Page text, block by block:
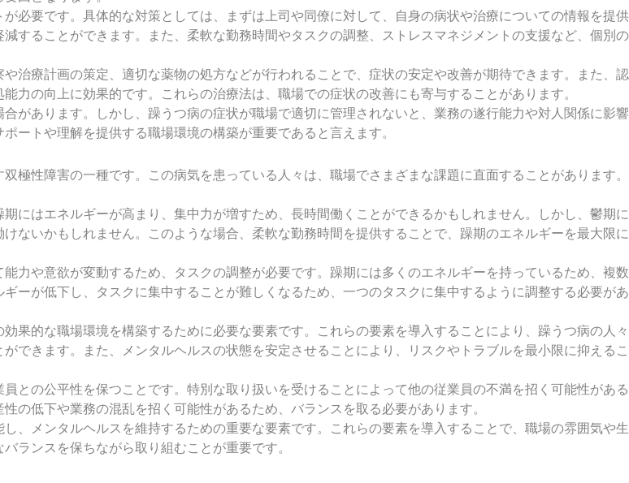
必要です。具体的な対策としては、まずは上司や同僚に対して、自身の病状や治療についての情報を提供
することができます。また、柔軟な勤務時間やタスクの調整、ストレスマネジメントの支援など、個別の
治療計画の策定、適切な薬物の処方などが行われることで、症状の安定や改善が期待できます。また、認
の向上に効果的です。これらの治療法は、職場での症状の改善にも寄与することがあります。
があります。しかし、躁うつ病の症状が職場で適切に管理されないと、業務の遂行能力や対人関係に影響
ートや理解を提供する職場環境の構築が重要であると言えます。
性障害の一種です。この病気を患っている人々は、職場でさまざまな課題に直面することがあります。
にはエネルギーが高まり、集中力が増すため、長時間働くことができるかもしれません。しかし、鬱期に
ないかもしれません。このような場合、柔軟な勤務時間を提供することで、躁期のエネルギーを最大限に
力や意欲が変動するため、タスクの調整が必要です。躁期には多くのエネルギーを持っているため、複数
ーが低下し、タスクに集中することが難しくなるため、一つのタスクに集中するように調整する必要があ
果的な職場環境を構築するために必要な要素です。これらの要素を導入することにより、躁うつ病の人々
できます。また、メンタルヘルスの状態を安定させることにより、リスクやトラブルを最小限に抑えるこ
との公平性を保つことです。特別な取り扱いを受けることによって他の従業員の不満を招く可能性がある
低下や業務の混乱を招く可能性があるため、バランスを取る必要があります。
、メンタルヘルスを維持するための重要な要素です。これらの要素を導入することで、職場の雰囲気や生
ランスを保ちながら取り組むことが重要です。